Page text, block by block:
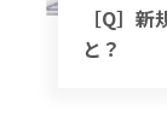
［Q］
と？